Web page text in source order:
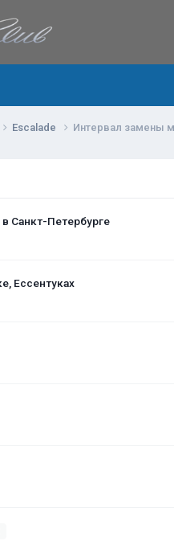
Escalade Интервал замены
Санкт-Петербурге
Ессентуках